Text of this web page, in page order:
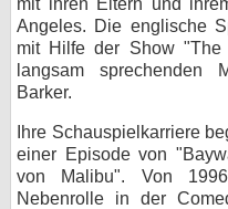
mit ihren Eltern und
Angeles. Die englische
mit Hilfe der Show
langsam sprechenden
Barker.
Ihre Schauspielkarriere
einer Episode von
von Malibu". Von
Nebenrolle in der